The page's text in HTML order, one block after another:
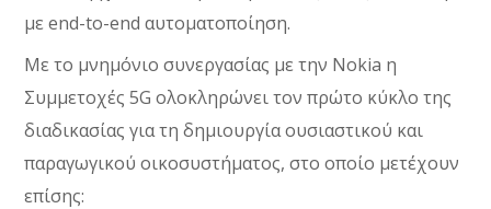
με end-to-end αυτοματοποίηση.
Με το μνημόνιο συνεργασίας με την Nokia η
Συμμετοχές 5G ολοκληρώνει τον πρώτο κύκλο της
διαδικασίας για τη δημιουργία ουσιαστικού και
παραγωγικού οικοσυστήματος, στο οποίο μετέχουν
επίσης: